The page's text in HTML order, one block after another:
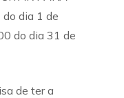
dia 1 de
do dia 31 de
de ter a